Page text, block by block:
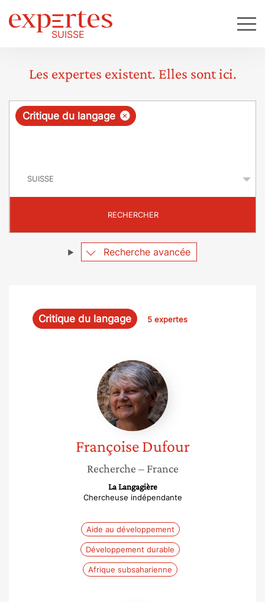
Les expertes existent. Elles sont ici.
R
ê
e
×
Critique du langage
RECHERCHER
Recherche avancée
Critique du langage 5 expertes
Françoise
Dufour
Françoise Dufour
Recherche – France
La Langagière
Chercheuse indépendante
Aide au développement
Développement durable
Afrique subsaharienne